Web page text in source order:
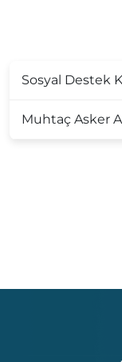
Sosyal Destek
Muhtaç Asker